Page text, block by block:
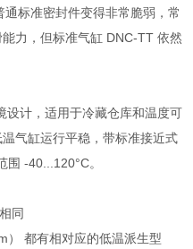
标准密封件变得非常脆弱，常
力，但标准气缸 DNC-TT 依然
设计，适用于冷藏仓库和温度可
气缸运行平稳，带标准接近式
-40...120°C。
同
） 都有相对应的低温派生型